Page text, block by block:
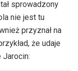
sprowadzony
nie jest tu
przyznał na
że udaje